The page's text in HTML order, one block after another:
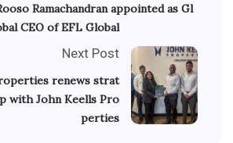
Ramachandran appointed as Gl
CEO of EFL Global
Next Post
renews strat
with John Keells Pro
perties